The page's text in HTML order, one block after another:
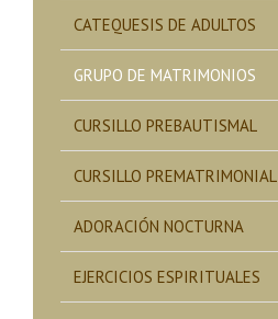
CATEQUESIS DE ADULTOS
GRUPO DE MATRIMONIOS
CURSILLO PREBAUTISMAL
CURSILLO PREMATRIMONIAL
ADORACIÓN NOCTURNA
EJERCICIOS ESPIRITUALES